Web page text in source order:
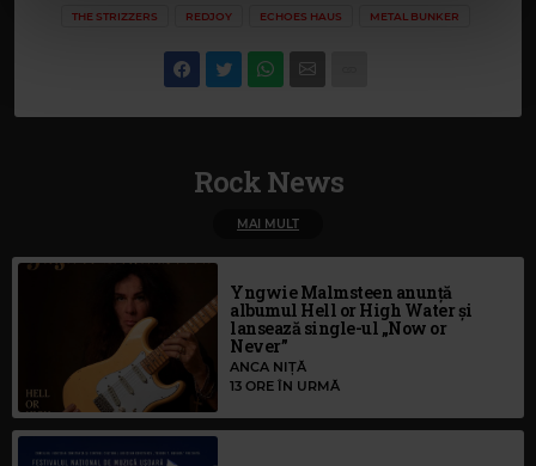
cu utilizarea modulelor noastre cookie.
THE STRIZZERS REDJOY ECHOES HAUS METAL BUNKER
Rock News
MAI MULT
Yngwie Malmsteen anunță
albumul Hell or High Water și
lansează single-ul „Now or
Never”
ANCA NIȚĂ
13 ORE ÎN URMĂ